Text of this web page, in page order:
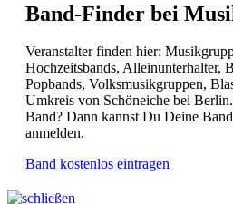
Band-Finder bei
Veranstalter finden hier:
Hochzeitsbands, Alleinunterhalter,
Popbands, Volksmusikgruppen,
Umkreis von Schöneiche bei
Band? Dann kannst Du Deine
anmelden.
Band kostenlos eintragen